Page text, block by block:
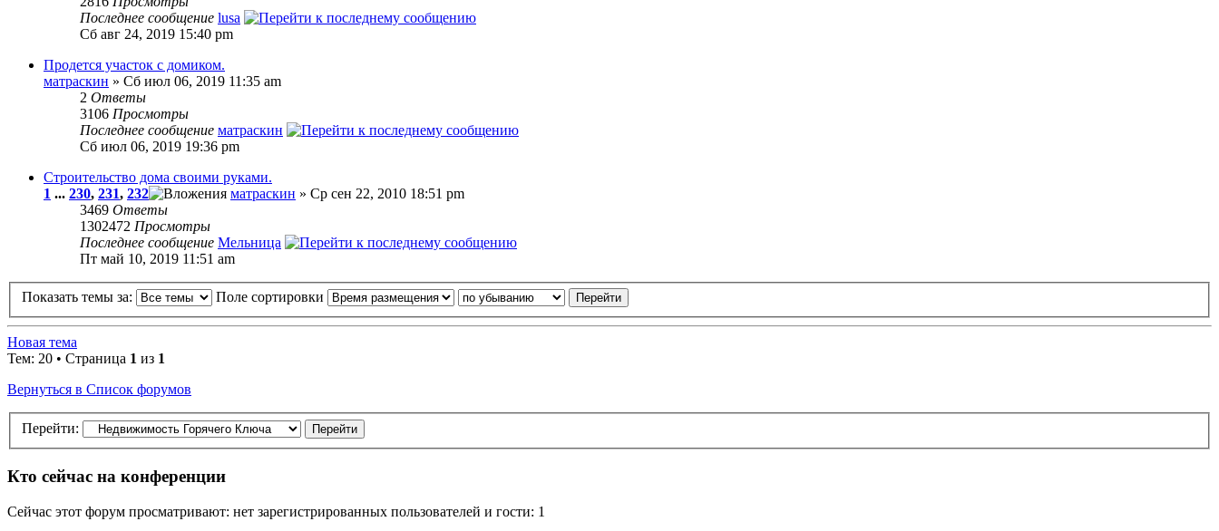
Последнее сообщение lusa
Сб авг 24, 2019 15:40 pm
Продется участок с домиком.
матраскин » Сб июл 06, 2019 11:35 am
2 Ответы
3106 Просмотры
Последнее сообщение матраскин
Сб июл 06, 2019 19:36 pm
Строительство дома своими руками.
1 ... 230, 231, 232 матраскин » Ср сен 22, 2010 18:51 pm
3469 Ответы
1302472 Просмотры
Последнее сообщение Мельница
Пт май 10, 2019 11:51 am
Показать темы за: Поле сортировки
Новая тема
Тем: 20 • Страница 1 из 1
Вернуться в Список форумов
Перейти:
Кто сейчас на конференции
Сейчас этот форум просматривают: нет зарегистрированных пользователей и гости: 1